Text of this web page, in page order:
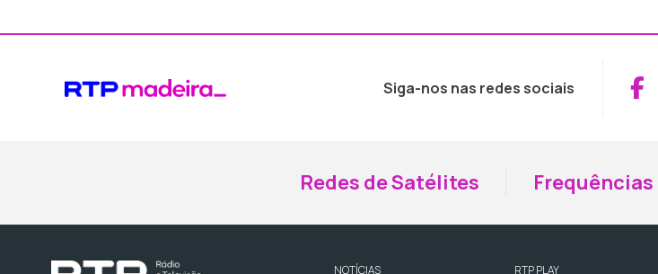
Siga-nos nas redes sociais
Redes de Satélites Frequências
NOTÍCIAS RTP PLAY